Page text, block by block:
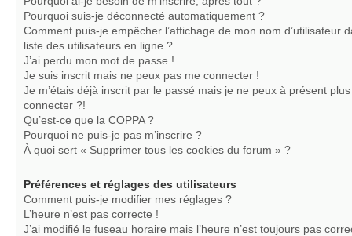
Pourquoi suis-je déconnecté automatiquement ?
Comment puis-je empêcher l’affichage de mon nom d’utilisateur
liste des utilisateurs en ligne ?
J’ai perdu mon mot de passe !
Je suis inscrit mais ne peux pas me connecter !
Je m’étais déjà inscrit par le passé mais je ne peux à présent
connecter ?!
Qu’est-ce que la COPPA ?
Pourquoi ne puis-je pas m’inscrire ?
À quoi sert « Supprimer tous les cookies du forum » ?
Préférences et réglages des utilisateurs
Comment puis-je modifier mes réglages ?
L’heure n’est pas correcte !
J’ai modifié le fuseau horaire mais l’heure n’est toujours pas